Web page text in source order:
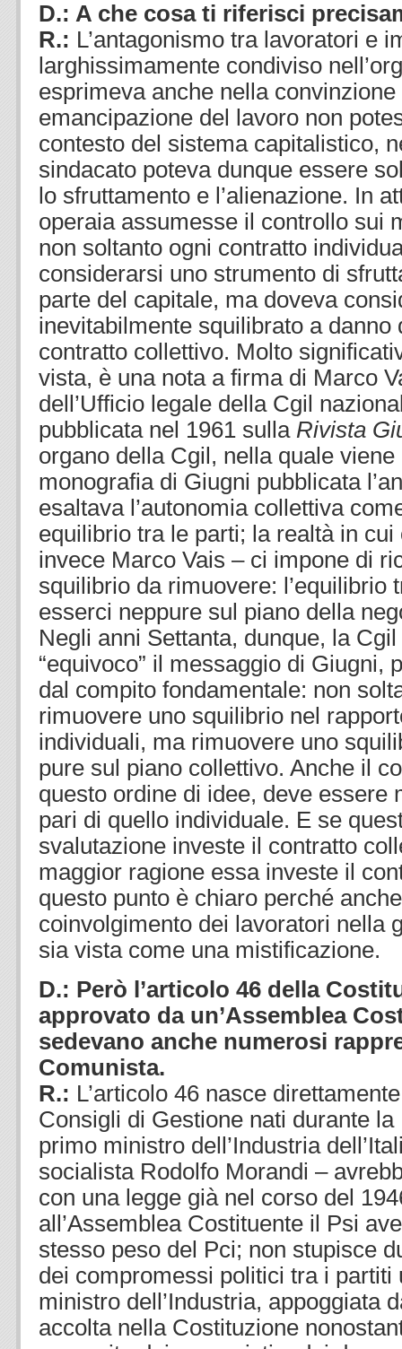
D.: A che cosa ti riferisci
R.: L’antagonismo tra lavoratori e
larghissimamente condiviso
esprimeva anche nella
emancipazione del lavoro non
contesto del sistema capitalistico,
sindacato poteva dunque essere
lo sfruttamento e l’alienazione. In
operaia assumesse il controllo sui
non soltanto ogni contratto
considerarsi uno strumento di
parte del capitale, ma doveva
inevitabilmente squilibrato a danno
contratto collettivo. Molto
vista, è una nota a firma di Marco
dell’Ufficio legale della Cgil
pubblicata nel 1961 sulla Rivista
organo della Cgil, nella quale
monografia di Giugni pubblicata
esaltava l’autonomia collettiva
equilibrio tra le parti; la realtà in
invece Marco Vais – ci impone di
squilibrio da rimuovere: l’equilibrio
esserci neppure sul piano della
Negli anni Settanta, dunque, la
“equivoco” il messaggio di Giugni,
dal compito fondamentale: non
rimuovere uno squilibrio nel
individuali, ma rimuovere uno
pure sul piano collettivo. Anche il
questo ordine di idee, deve essere
pari di quello individuale. E se
svalutazione investe il contratto
maggior ragione essa investe il
questo punto è chiaro perché
coinvolgimento dei lavoratori nella
sia vista come una mistificazione.
D.: Però l’articolo 46 della
approvato da un’Assemblea
sedevano anche numerosi
Comunista.
R.: L’articolo 46 nasce
Consigli di Gestione nati durante
primo ministro dell’Industria
socialista Rodolfo Morandi –
con una legge già nel corso del
all’Assemblea Costituente il Psi
stesso peso del Pci; non stupisce
dei compromessi politici tra i partiti
ministro dell’Industria, appoggiata
accolta nella Costituzione